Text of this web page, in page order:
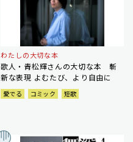
わたしの大切な本
歌人・青松輝さんの大切な本 斬
新な表現 よむたび、より自由に
愛でる コミック 短歌